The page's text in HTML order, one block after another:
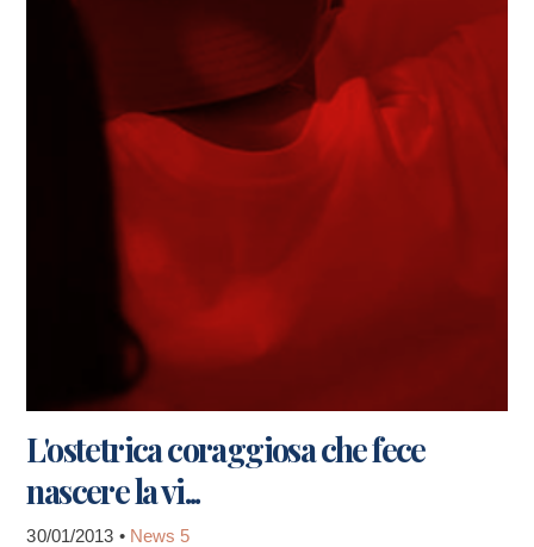
L'ostetrica coraggiosa che fece
nascere la vi...
30/01/2013 • News 5